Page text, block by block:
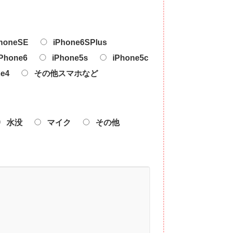
iPhone6SPlus
iPhone5s
iPhone5c
その他スマホなど
水没 マイク その他